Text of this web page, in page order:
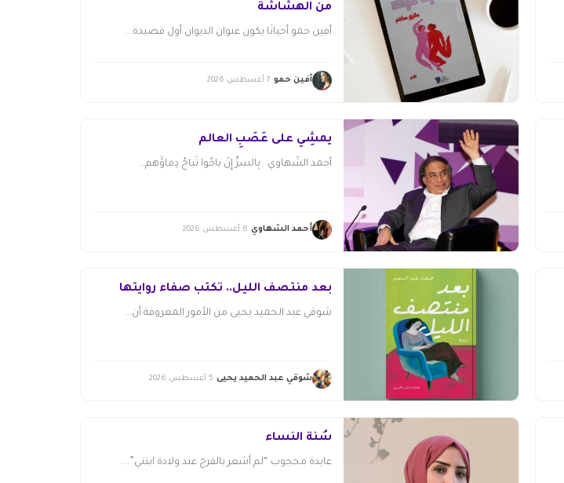
من الهشاشة
أفين حمو أحيانًا يكون عنوان الديوان أول قصيدة...
آفين حمو 7 أغسطس 2026
يمشِي على عَصَبِ العالم
أحمد الشَّهاوي بِالسرِّ إِنْ باحُوا تُباحُ دِماؤُهم...
أحمد الشهاوي 6 أغسطس 2026
بعد منتصف الليل.. تكتب صفاء روايتها
شوقي عبد الحميد يحيى من الأمور المعروفة أن...
شوقي عبد الحميد يحيى 5 أغسطس 2026
سُنّة النساء
عايدة محجوب “لم أشعر بالفرح عند ولادة ابنتي”....